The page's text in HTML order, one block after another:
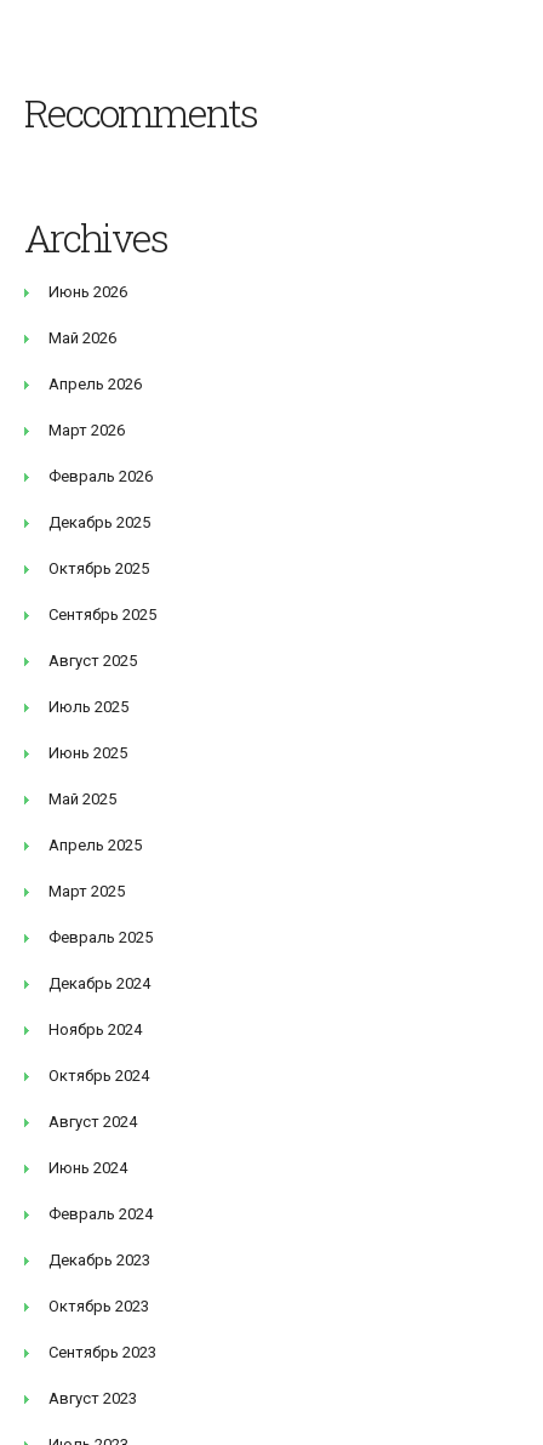
Reccomments
Archives
Июнь 2026
Май 2026
Апрель 2026
Март 2026
Февраль 2026
Декабрь 2025
Октябрь 2025
Сентябрь 2025
Август 2025
Июль 2025
Июнь 2025
Май 2025
Апрель 2025
Март 2025
Февраль 2025
Декабрь 2024
Ноябрь 2024
Октябрь 2024
Август 2024
Июнь 2024
Февраль 2024
Декабрь 2023
Октябрь 2023
Сентябрь 2023
Август 2023